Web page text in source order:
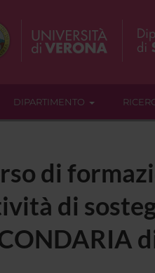
DIPARTIMENTO
di
di